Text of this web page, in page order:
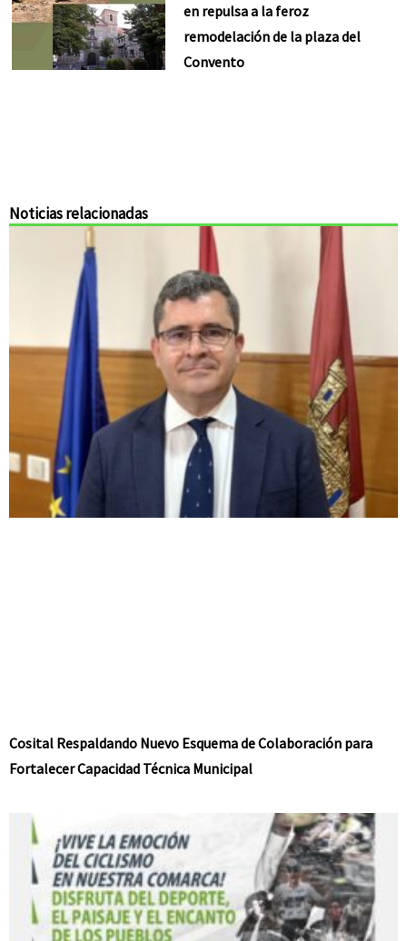
en repulsa a la feroz
remodelación de la plaza del
Convento
Noticias relacionadas
Cosital Respaldando Nuevo Esquema de Colaboración para
Fortalecer Capacidad Técnica Municipal